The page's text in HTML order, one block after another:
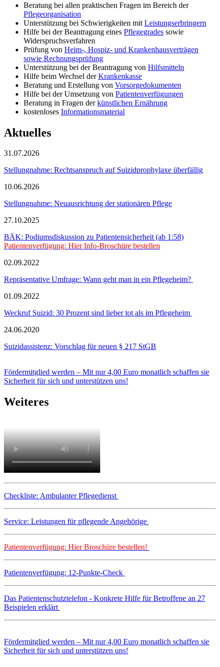
Beratung bei allen praktischen Fragen im Bereich der
Pflegeorganisation
Unterstützung bei Schwierigkeiten mit Leistungserbringern
Hilfe bei der Beantragung eines Pflegegrades sowie
Widerspruchsverfahren
Prüfung von Heim-, Hospiz- und Krankenhausverträgen
sowie Rechnungsprüfung
Unterstützung bei der Beantragung von Hilfsmitteln
Hilfe beim Wechsel derKrankenkasse
Beratung und Erstellung von Vorsorgedokumenten
Hilfe bei der Umsetzung von Patientenverfügungen
Beratung in Fragen derkünstlichen Ernährung
kostenloses Informationsmaterial
Aktuelles
31.07.2026
Stellungnahme: Rechtsanspruch auf Suizidprophylaxe überfällig
10.06.2026
Stellungnahme: Neuausrichtung der stationären Pflege
27.10.2025
BÄK: Podiumsdiskussion zu Patientensicherheit (ab 1:58)
Patientenverfügung: Hier Info-Broschüre bestellen
02.09.2022
Repräsentative Umfrage: Wann geht man in ein Pflegeheim?
01.09.2022
Weckruf Suizid: 30 Prozent sind lieber tot als im Pflegeheim
24.06.2020
Suizidassistenz: Vorschlag für neuen § 217 StGB
Fördermitglied werden – Mit nur 4,00 Euro monatlich schaffen sie
Sicherheit für sich und unterstützen uns!
Weiteres
Checkliste: Ambulanter Pflegedienst
Service: Leistungen für pflegende Angehörige
Patientenverfügung: Hier Broschüre bestellen!
Patientenverfügung: 12-Punkte-Check
Das Patientenschutztelefon - Konkrete Hilfe für Betroffene an 27
Beispielen erklärt
Fördermitglied werden – Mit nur 4,00 Euro monatlich schaffen sie
Sicherheit für sich und unterstützen uns!